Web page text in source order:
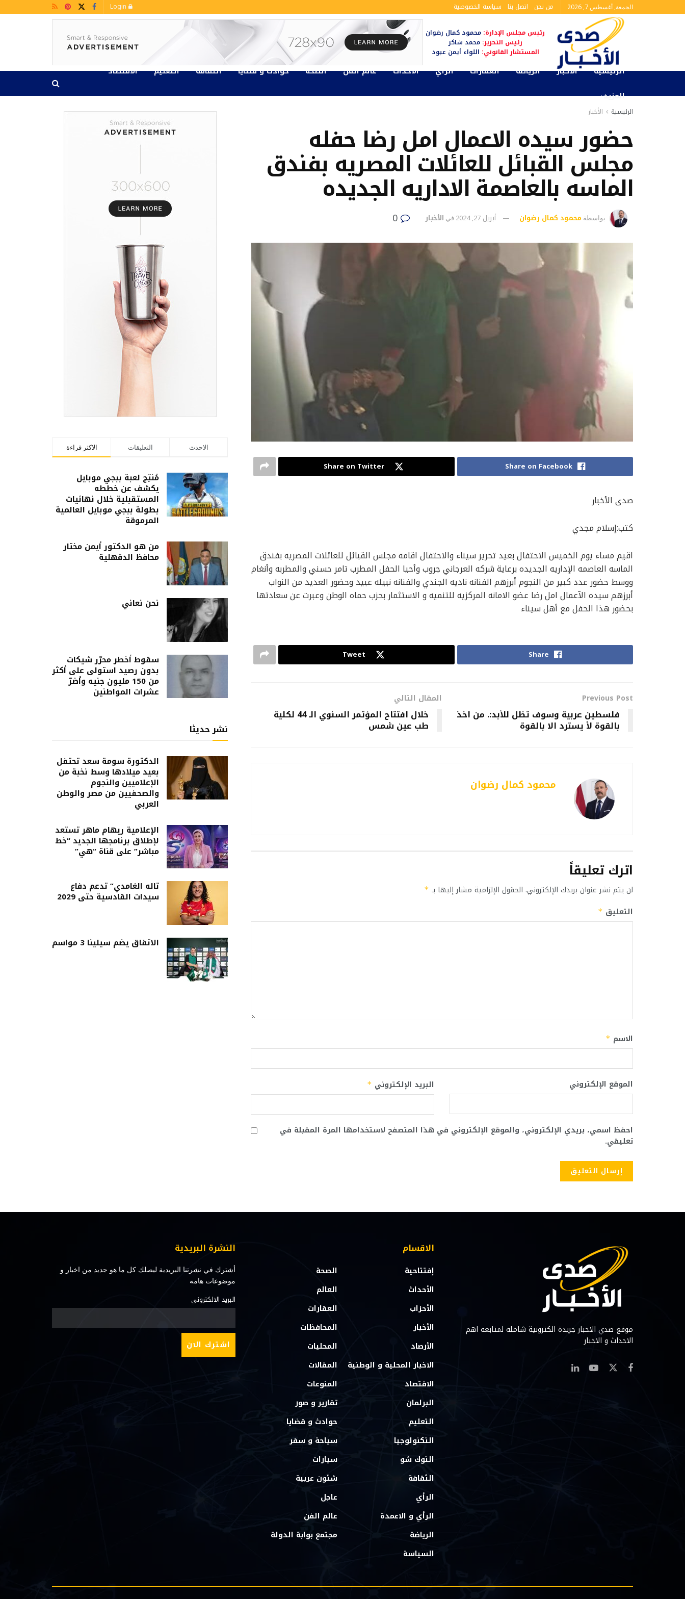
الجمعة, أغسطس 7, 2026 من نحن اتصل بنا سياسة الخصوصية
رئيس مجلس الإدارة: محمود كمال رضوان
رئيس التحرير:محمد شاكر
المستشار القانوني: اللواء أيمن عبود
الرئيسية الأخبار الرياضة العقارات الرأي الأحداث عالم الفن الصحة حوادث و قضايا الثقافة التعليم
الاقتصاد
المزيد
الرئيسية الأخبار
حضور سيده الاعمال امل رضا حفله
مجلس القبائل للعائلات المصريه بفندق
الماسه بالعاصمة الاداريه الجديده
بواسطة محمود كمال رضوان أبريل 27, 2024 في الأخبار
Share on Facebook
Share on Twitter
صدى الأخبار
كتب:إسلام مجدي
اقيم مساء يوم الخميس الاحتفال بعيد تحرير سيناء والاحتفال اقامه مجلس القبائل للعائلات المصريه بفندق
الماسه العاصمه الإداريه الجديده برعاية شركه العرجاني جروب وأحيا الحفل المطرب تامر حسني والمطربه وأنغام
ووسط حضور عدد كبير من النجوم أبرزهم الفنانه ناديه الجندي والفنانه نبيله عبيد وحضور العديد من النواب
أبرزهم سيده الآعمال امل رضا عضو الامانه المركزيه للتنميه و الاستثمار بحزب حماه الوطن وعبرت عن سعادتها
بحضور هذا الحفل مع أهل سيناء
Share
Tweet
Previous Post
فلسطين عربية وسوف تظل للأبد:. من اخذ
بالقوة لأ يسترد الا بالقوة
المقال التالي
خلال افتتاح المؤتمر السنوي الـ 44 لكلية
طب عين شمس
محمود كمال رضوان
اترك تعليقاً
لن يتم نشر عنوان بريدك الإلكتروني. الحقول الإلزامية مشار إليها بـ *
التعليق *
الاسم *
البريد الإلكتروني * الموقع الإلكتروني
احفظ اسمي، بريدي الإلكتروني، والموقع الإلكتروني في هذا المتصفح لاستخدامها المرة المقبلة في
تعليقي.
الاكثر قراءة التعليقات الاحدث
مُنتِج لعبة ببجي موبايل
يكشف عن خططه
المستقبلية خلال نهائيات
بطولة ببجي موبايل العالمية
المرموقة
من هو الدكتور أيمن مختار
محافظ الدقهلية
نحن نعاني
سقوط أخطر محرّر شيكات
بدون رصيد استولى على أكثر
من 150 مليون جنيه وأضرّ
عشرات المواطنين
نشر حديثا
الدكتورة سومة سعد تحتفل
بعيد ميلادها وسط نخبة من
الإعلاميين والنجوم
والصحفيين من مصر والوطن
العربي
الإعلامية ريهام ماهر تستعد
لإطلاق برنامجها الجديد “خط
مباشر” على قناة “هي”
تاله الغامدي” تدعم دفاع
سيدات القادسية حتى 2029
الاتفاق يضم سيلينا 3 مواسم
موقع صدي الاخبار جريدة الكترونية شامله لمتابعه اهم
الاحداث و الاخبار
الاقسام
إفتتاحية
الأحداث
الأحزاب
الأخبار
الأرصاد
الاخبار المحلية و الوطنية
الاقتصاد
البرلمان
التعليم
التكنولوجيا
التوك شو
الثقافة
الرأي
الرأي و الاعمدة
الرياضة
السياسة
الصحة
العالم
العقارات
المحافظات
المحليات
المقالات
المنوعات
تقارير و صور
حوادث و قضايا
سياحة و سفر
سيارات
شئون عربية
عاجل
عالم الفن
مجتمع بوابة الدولة
النشرة البريدية
أشترك في نشرتنا البريدية ليصلك كل ما هو جديد من اخبار و
موضوعات هامه
البريد الالكتروني